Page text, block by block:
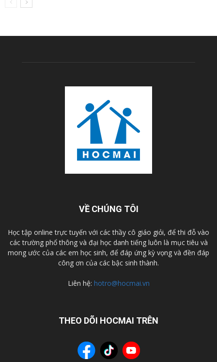
VỀ CHÚNG TÔI
Học tập online trực tuyến với các thầy cô giáo giỏi, để thi đỗ vào
các trường phổ thông và đại học danh tiếng luôn là mục tiêu và
mong ước của các em học sinh, để đáp ứng kỳ vọng và đền đáp
công ơn của các bậc sinh thành.
Liên hệ: hotro@hocmai.vn
THEO DÕI HOCMAI TRÊN